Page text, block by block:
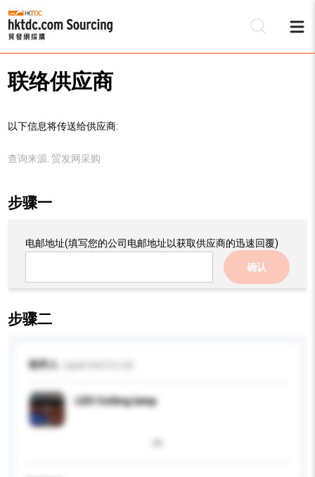
联络供应商
以下信息将传送给供应商:
查询来源: 贸发网采购
步骤一
电邮地址(填写您的公司电邮地址以获取供应商的迅速回覆)
确认
步骤二
收件人
LED Ceiling lamp